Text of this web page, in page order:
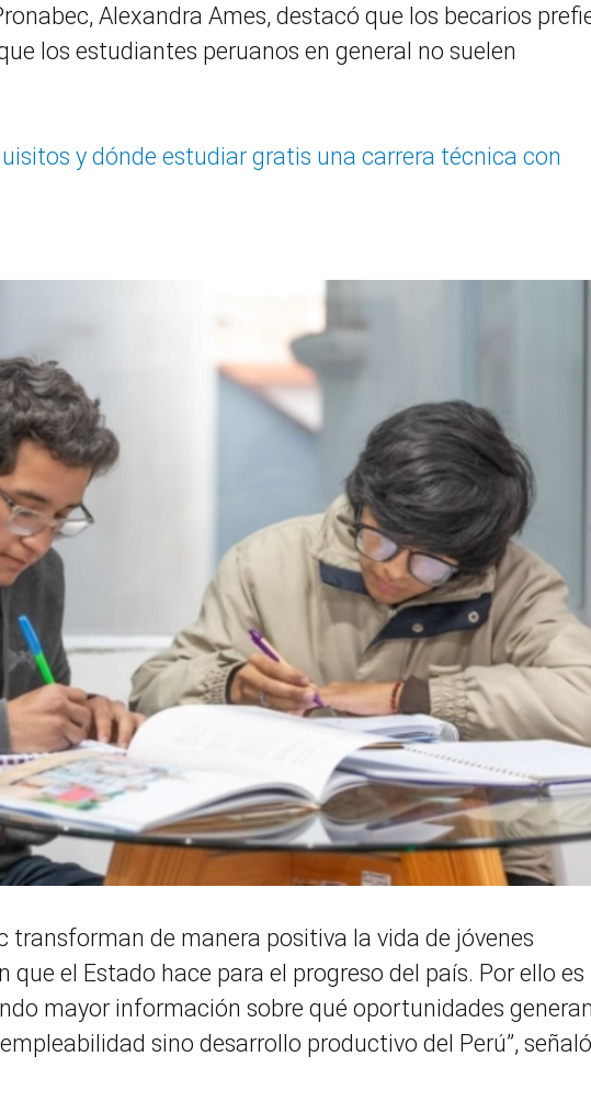
Alexandra Ames, destacó que los becarios
los estudiantes peruanos en general no suelen
y dónde estudiar gratis una carrera técnica con
transforman de manera positiva la vida de jóvenes
que el Estado hace para el progreso del país. Por ello es
mayor información sobre qué oportunidades
sino desarrollo productivo del Perú”,